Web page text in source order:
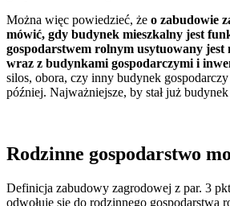
Można więc powiedzieć, że o zabudowie
mówić, gdy budynek mieszkalny jest
gospodarstwem rolnym usytuowany
wraz z budynkami gospodarczymi i
silos, obora, czy inny budynek
później. Najważniejsze, by stał już
Rodzinne gospodarstwo
Definicja zabudowy zagrodowej z par. 3
odwołuje się do rodzinnego gospodarstwa